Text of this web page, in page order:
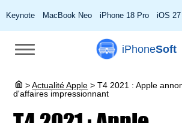
Keynote MacBook Neo iPhone 18 Pro iOS 27
iPhoneSoft
> Actualité Apple > T4 2021 : Apple
d'affaires impressionnant